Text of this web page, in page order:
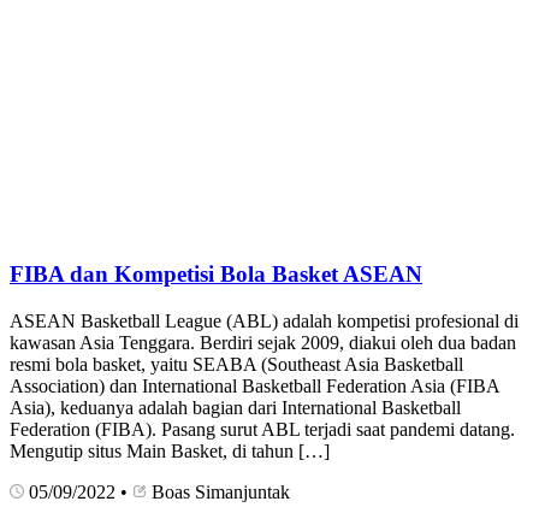
FIBA dan Kompetisi Bola Basket ASEAN
ASEAN Basketball League (ABL) adalah kompetisi profesional di
kawasan Asia Tenggara. Berdiri sejak 2009, diakui oleh dua badan
resmi bola basket, yaitu SEABA (Southeast Asia Basketball
Association) dan International Basketball Federation Asia (FIBA
Asia), keduanya adalah bagian dari International Basketball
Federation (FIBA). Pasang surut ABL terjadi saat pandemi datang.
Mengutip situs Main Basket, di tahun […]
05/09/2022 • Boas Simanjuntak